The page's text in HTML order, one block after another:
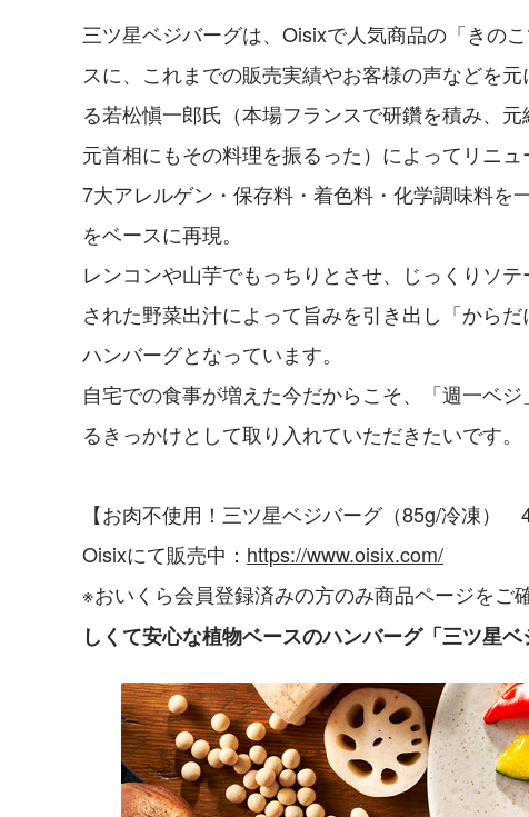
三ツ星ベジバーグは、Oisixで人気商品の「きの
スに、これまでの販売実績やお客様の声などを
る若松愼一郎氏（本場フランスで研鑽を積み、
元首相にもその料理を振るった）によってリニュ
7大アレルゲン・保存料・着色料・化学調味料を
をベースに再現。
レンコンや山芋でもっちりとさせ、じっくりソ
された野菜出汁によって旨みを引き出し「から
ハンバーグとなっています。
自宅での食事が増えた今だからこそ、「週一ベ
るきっかけとして取り入れていただきたいです。
【お肉不使用！三ツ星ベジバーグ（85g/冷凍）　
Oisixにて販売中： https://www.oisix.com/
※おいくら会員登録済みの方のみ商品ページをご
しくて安心な植物ベースのハンバーグ「三ツ星ベ